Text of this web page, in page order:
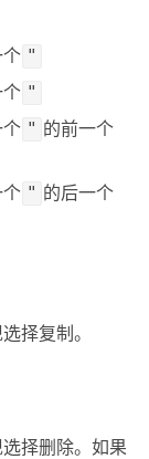
个 "
个 "
个 " 的前一个
个 " 的后一个
择复制。
选择删除。如果